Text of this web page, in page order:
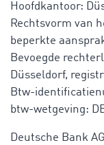
Hoofdkantoor:
Rechtsvorm van
beperkte
Bevoegde
Düsseldorf,
Btw-
btw-wetgeving:
Deutsche Bank